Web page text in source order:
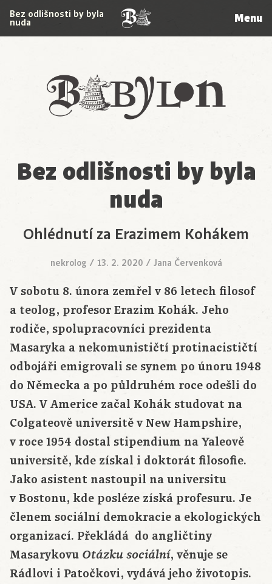
Babylon
Bez odlišnosti by byla
nuda Menu
Bez odlišnosti by byla
nuda
Ohlédnutí za Erazimem Kohákem
nekrolog / 13. 2. 2020 / Jana Červenková
V sobotu 8. února zemřel v 86 letech filosof
a teolog, profesor Erazim Kohák. Jeho
rodiče, spolupracovníci prezidenta
Masaryka a nekomunističtí protinacističtí
odbojáři emigrovali se synem po únoru 1948
do Německa a po půldruhém roce odešli do
USA. V Americe začal Kohák studovat na
Colgateově universitě v New Hampshire,
v roce 1954 dostal stipendium na Yaleově
universitě, kde získal i doktorát filosofie.
Jako asistent nastoupil na universitu
v Bostonu, kde posléze získá profesuru. Je
členem sociální demokracie a ekologických
organizací. Překládá do angličtiny
Masarykovu Otázku sociální, věnuje se
Rádlovi i Patočkovi, vydává jeho životopis.